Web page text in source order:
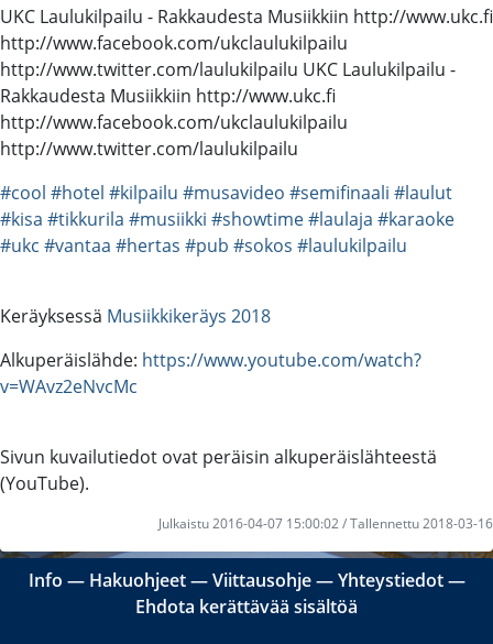
UKC Laulukilpailu - Rakkaudesta Musiikkiin http://www.ukc.fi
http://www.facebook.com/ukclaulukilpailu
http://www.twitter.com/laulukilpailu UKC Laulukilpailu -
Rakkaudesta Musiikkiin http://www.ukc.fi
http://www.facebook.com/ukclaulukilpailu
http://www.twitter.com/laulukilpailu
#cool #hotel #kilpailu #musavideo #semifinaali #laulut
#kisa #tikkurila #musiikki #showtime#laulaja #karaoke
#ukc #vantaa #hertas #pub #sokos #laulukilpailu
Keräyksessä Musiikkikeräys 2018
Alkuperäislähde: https://www.youtube.com/watch?
v=WAvz2eNvcMc
Sivun kuvailutiedot ovat peräisin alkuperäislähteestä
(YouTube).
Julkaistu 2016-04-07 15:00:02 / Tallennettu 2018-03-16
Info ― Hakuohjeet―Viittausohje―Yhteystiedot―
Ehdota kerättävää sisältöä